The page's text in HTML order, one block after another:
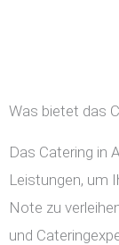
Was bietet das
Das Catering in
Leistungen, um
Note zu
und